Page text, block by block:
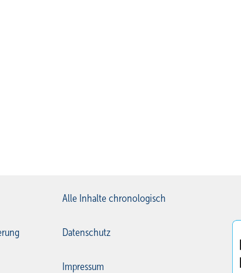
Alle Inhalte chronologisch
Datenschutz
Impressum